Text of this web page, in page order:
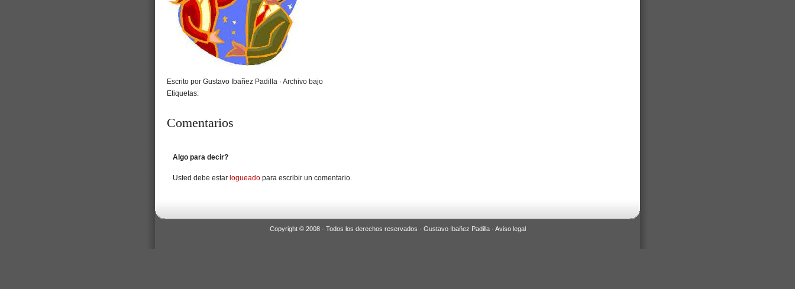
Escrito por Gustavo Ibañez Padilla · Archivo bajo
Etiquetas:
Comentarios
Algo para decir?
Usted debe estar logueado para escribir un comentario.
Copyright © 2008 · Todos los derechos reservados · Gustavo Ibañez Padilla · Aviso legal